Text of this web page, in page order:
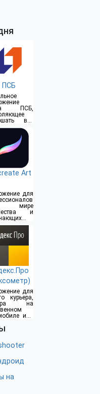
ПСБ
ПСБ,
все
прямо
Art
для
и
для
курьера,
на
или
на